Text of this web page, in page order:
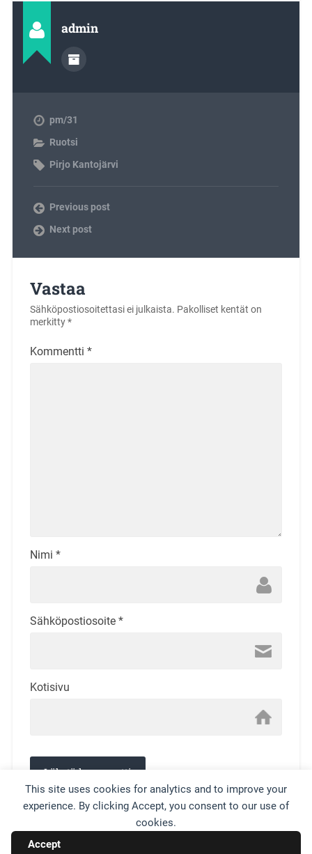
This site uses cookies for analytics and to improve your
experience. By clicking Accept, you consent to our use of
cookies.
Accept
admin
pm/31
Ruotsi
Pirjo Kantojärvi
Previous post
Next post
Vastaa
Sähköpostiosoitettasi ei julkaista. Pakolliset kentät on
merkitty*
Kommentti *
Nimi *
Sähköpostiosoite *
Kotisivu
This site uses Akismet to reduce spam.
comment data is processed.